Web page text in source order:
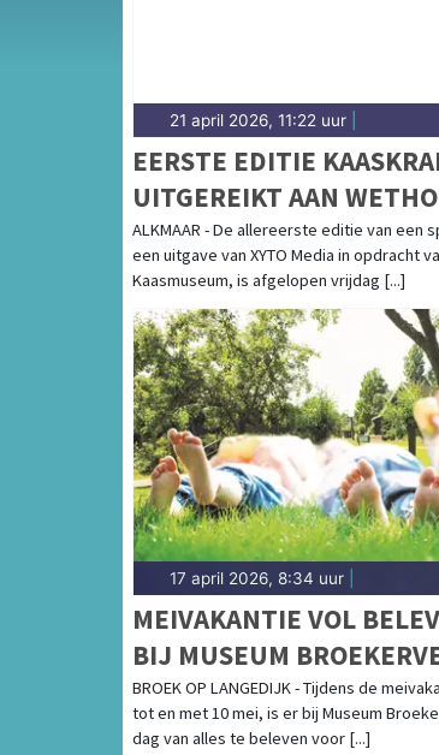
21 april 2026, 11:22 uur
EERSTE EDITIE
UITGEREIKT AAN
HOEKZEMA
ALKMAAR - De allereerste editie van een
een uitgave van XYTO Media in opdracht
Kaasmuseum, is afgelopen vrijdag [...]
17 april 2026, 8:34 uur
MEIVAKANTIE VOL
BIJ MUSEUM
MET BIJZONDERE
VOGELEXCURSIES DOOR
BROEK OP LANGEDIJK - Tijdens de
tot en met 10 mei, is er bij Museum
dag van alles te beleven voor [...]